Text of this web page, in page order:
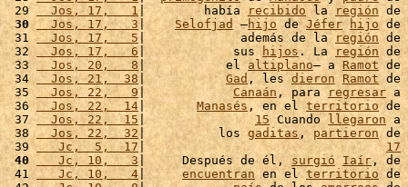
29
  Jos, 17,   1
|        había recibido la región de
30
  Jos, 17,   3
| Selofjad –hijo de Jéfer hijo de
31
  Jos, 17,   5
|             además de la región de
32
  Jos, 17,   6
|            sus hijos . La región de
33
  Jos, 20,   8
|           el altiplano– a Ramot de
34
  Jos, 21,  38
| Gad , les dieron Ramot de
35
  Jos, 22,   9
| Canaán , para regresar a
36
  Jos, 22,  14
| Manasés , en el territorio de
37
  Jos, 22,  15
| 15 Cuando llegaron a
38
  Jos, 22,  32
|          los gaditas , partieron de
39
   Jc,  5,  17
| 17
40
   Jc, 10,   3
|     Después de él, surgió Iaír, de
41
   Jc, 10,   4
| encuentran en el territorio de